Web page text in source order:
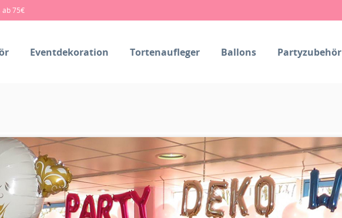
ab 75€
Eventdekoration Tortenaufleger Ballons Partyzubehör